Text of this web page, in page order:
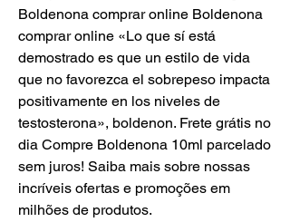
Boldenona comprar online Boldenona
comprar online «Lo que sí está
demostrado es que un estilo de vida
que no favorezca el sobrepeso impacta
positivamente en los niveles de
testosterona», boldenon. Frete grátis no
dia Compre Boldenona 10ml parcelado
sem juros! Saiba mais sobre nossas
incríveis ofertas e promoções em
milhões de produtos.